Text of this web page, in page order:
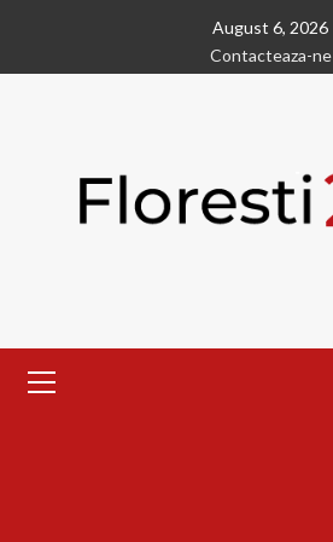
content
August 6, 2026
Contacteaza-ne
Menu